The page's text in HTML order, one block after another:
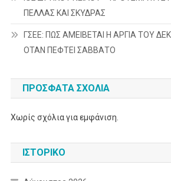
ΠΕΛΛΑΣ ΚΑΙ ΣΚΥΔΡΑΣ
ΓΣΕΕ: ΠΩΣ ΑΜΕΙΒΕΤΑΙ Η ΑΡΓΙΑ ΤΟΥ
ΟΤΑΝ ΠΕΦΤΕΙ ΣΑΒΒΑΤΟ
ΠΡΌΣΦΑΤΑ ΣΧΌΛΙΑ
Χωρίς σχόλια για εμφάνιση.
ΙΣΤΟΡΙΚΌ